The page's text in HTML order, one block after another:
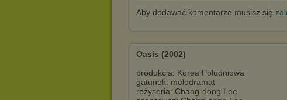
Aby dodawać komentarze musisz się
Oasis (2002)
produkcja: Korea Południowa
gatunek: melodramat
reżyseria: Chang-dong Lee